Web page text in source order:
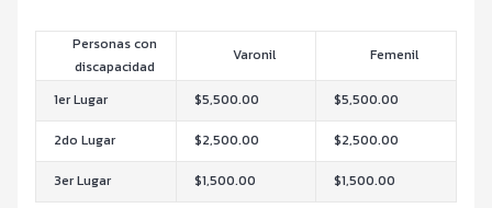
Personas con
discapacidad
Varonil Femenil
1er Lugar $5,500.00 $5,500.00
2do Lugar $2,500.00 $2,500.00
3er Lugar $1,500.00 $1,500.00